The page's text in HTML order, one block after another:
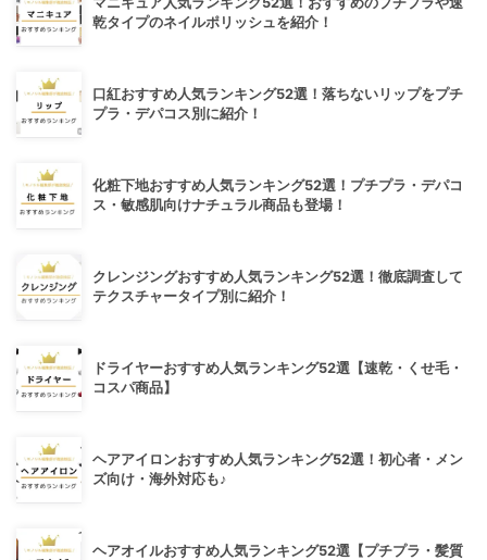
乾タイプのネイルポリッシュを紹介！
口紅おすすめ人気ランキング52選！落ちないリップをプチ
プラ・デパコス別に紹介！
化粧下地おすすめ人気ランキング52選！プチプラ・デパコ
ス・敏感肌向けナチュラル商品も登場！
クレンジングおすすめ人気ランキング52選！徹底調査して
テクスチャータイプ別に紹介！
ドライヤーおすすめ人気ランキング52選【速乾・くせ毛・
コスパ商品】
ヘアアイロンおすすめ人気ランキング52選！初心者・メン
ズ向け・海外対応も♪
ヘアオイルおすすめ人気ランキング52選【プチプラ・髪質